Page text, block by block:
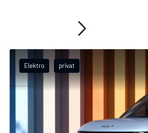
Elektro privat